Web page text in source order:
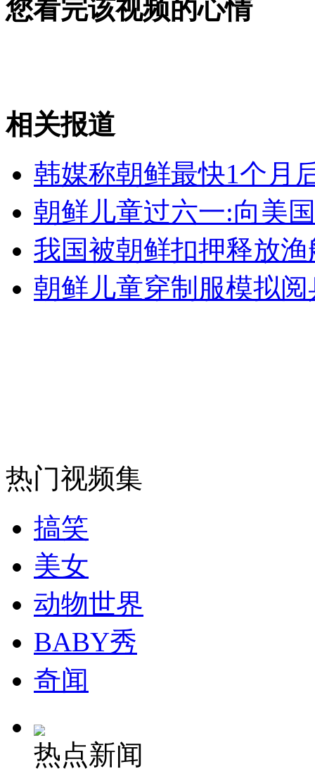
外交部：有关国家言论片面不公正
安徽一实载49人客车翻车
纽约上演“枕头大战”
司机酒驾遇交警 急速倒车逃窜
您看完该视频的心情
相关报道
韩媒称朝鲜最快1个月
朝鲜儿童过六一:向美
我国被朝鲜扣押释放
朝鲜儿童穿制服模拟阅
热门视频集
搞笑
美女
动物世界
BABY秀
奇闻
热点新闻